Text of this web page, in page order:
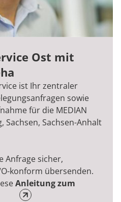
Ost mit
ist Ihr zentraler
sowie
für die MEDIAN
Sachsen, Sachsen-Anhalt
Anfrage sicher,
konform übersenden.
Anleitung zum